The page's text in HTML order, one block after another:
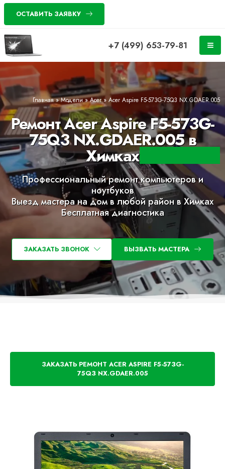
ОСТАВИТЬ ЗАЯВКУ
+7 (499) 653-79-81
Главная»Модели»Acer» Acer Aspire F5-573G-75Q3 NX.GDAER.005
Ремонт Acer Aspire F5-573G-
75Q3 NX.GDAER.005 в
Химках
Профессиональный ремонт компьютеров и
ноутбуков
Выезд мастера на дом в любой район в Химках
Бесплатная диагностика
ЗАКАЗАТЬ ЗВОНОК ВЫЗВАТЬ МАСТЕРА
ЗАКАЗАТЬ РЕМОНТ ACER ASPIRE F5-573G-
75Q3 NX.GDAER.005